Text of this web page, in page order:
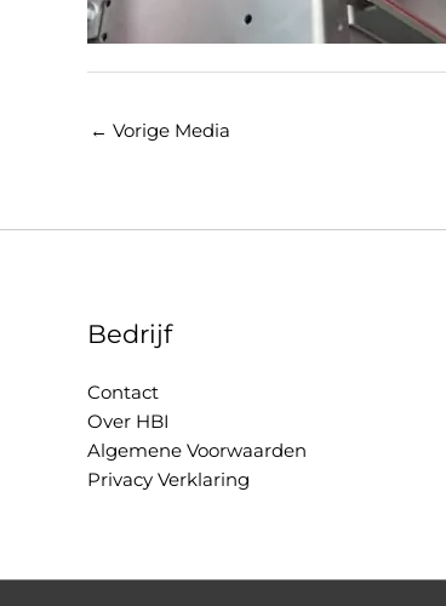
← Vorige Media
Bedrijf
Contact
Over HBI
Algemene Voorwaarden
Privacy Verklaring